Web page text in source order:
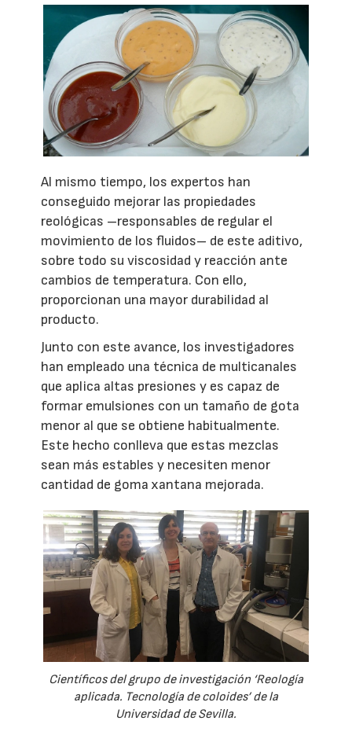
Al mismo tiempo, los expertos han
conseguido mejorar las propiedades
reológicas –responsables de regular el
movimiento de los fluidos– de este aditivo,
sobre todo su viscosidad y reacción ante
cambios de temperatura. Con ello,
proporcionan una mayor durabilidad al
producto.
Junto con este avance, los investigadores
han empleado una técnica de multicanales
que aplica altas presiones y es capaz de
formar emulsiones con un tamaño de gota
menor al que se obtiene habitualmente.
Este hecho conlleva que estas mezclas
sean más estables y necesiten menor
cantidad de goma xantana mejorada.
Científicos del grupo de investigación ‘Reología
aplicada. Tecnología de coloides’ de la
Universidad de Sevilla.